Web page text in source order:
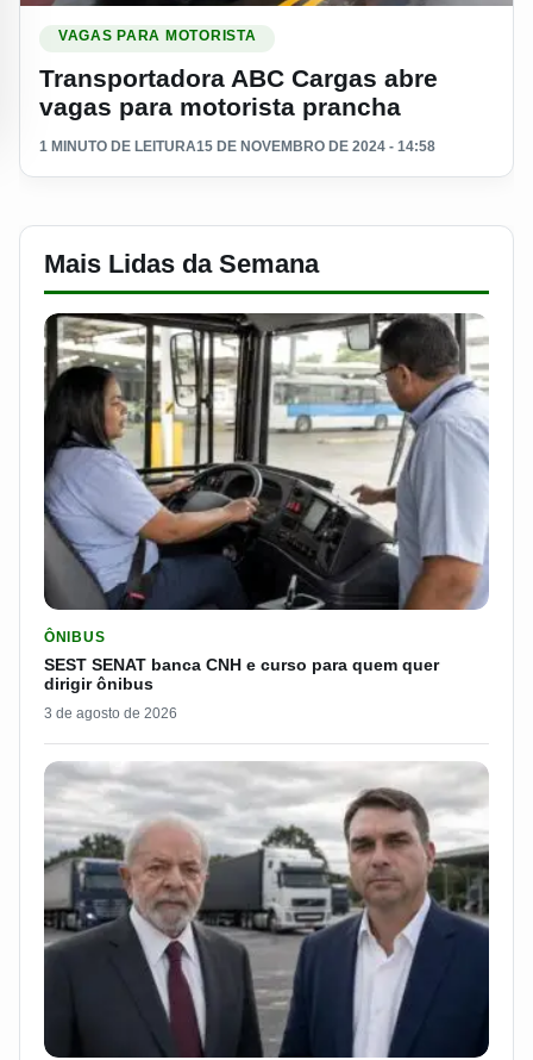
VAGAS PARA MOTORISTA
Transportadora ABC Cargas abre
vagas para motorista prancha
1 MINUTO DE LEITURA15 DE NOVEMBRO DE 2024 - 14:58
Mais Lidas da Semana
ÔNIBUS
SEST SENAT banca CNH e curso para quem quer
dirigir ônibus
3 de agosto de 2026